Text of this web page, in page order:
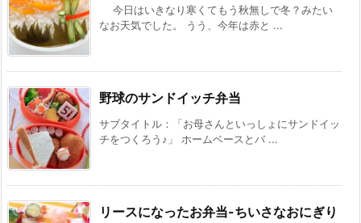
今日はいきなり寒くてもう秋無しで冬？みたい
なお天気でした。 うう、今年は赤と ...
野球のサンドイッチ弁当
サブタイトル：「お母さんといっしょにサンドイッ
チをつくろう♪」 ホームベースとバ ...
リースになったお弁当-ちいさなおにぎり